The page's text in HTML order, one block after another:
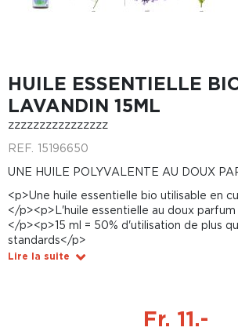
HUILE ESSENTIELLE
LAVANDIN 15ML
zzzzzzzzzzzzzzzz
REF. 15196650
UNE HUILE POLYVALENTE AU DOUX
<p>Une huile essentielle bio utilisable en
</p><p>L'huile essentielle au doux parfum
</p><p>15 ml = 50% d'utilisation de plus
standards</p>
Lire la suite
Fr. 11.-